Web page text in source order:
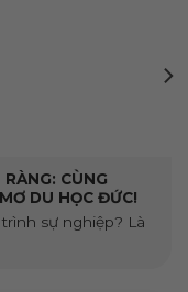
CÙNG
DU HỌC ĐỨC!
sự nghiệp? Là